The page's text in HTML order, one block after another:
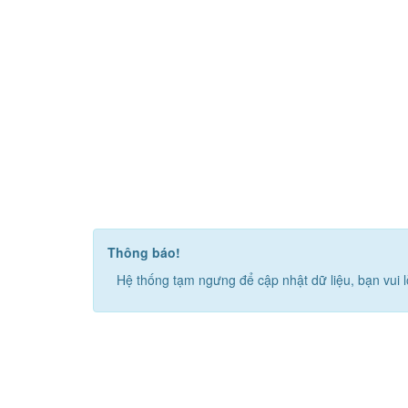
Thông báo!
Hệ thống tạm ngưng để cập nhật dữ liệu, bạn vui